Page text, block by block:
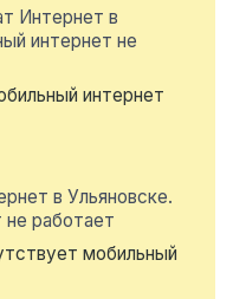
Интернет в
интернет не
интернет
в Ульяновске.
работает
мобильный